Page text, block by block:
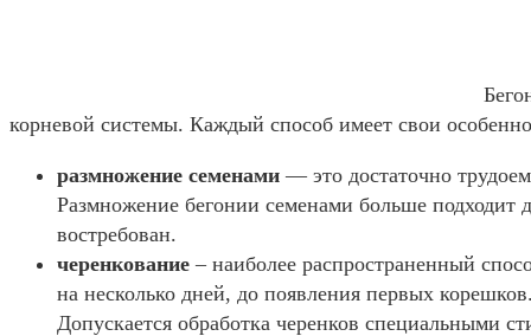
корневой системы. Каждый способ имеет свои
размножение семенами — это достаточно
Размножение бегонии семенами больше
востребован.
черенкование – наиболее распространенный
на несколько дней, до появления первых
Допускается обработка черенков специальными